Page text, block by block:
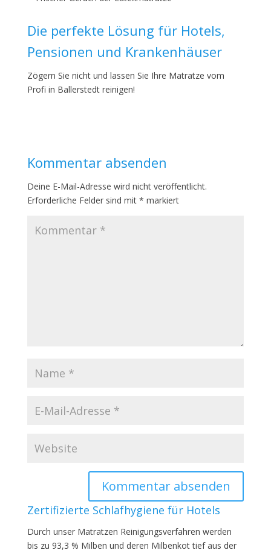
Die perfekte Lösung für Hotels,
Pensionen und Krankenhäuser
Zögern Sie nicht und lassen Sie Ihre Matratze vom
Profi in Ballerstedt reinigen!
Kommentar absenden
Deine E-Mail-Adresse wird nicht veröffentlicht.
Erforderliche Felder sind mit * markiert
Zertifizierte Schlafhygiene für Hotels
Durch unser Matratzen Reinigungsverfahren werden
bis zu 93,3 % Milben und deren Milbenkot tief aus der